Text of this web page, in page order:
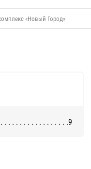
«Новый Город»
9